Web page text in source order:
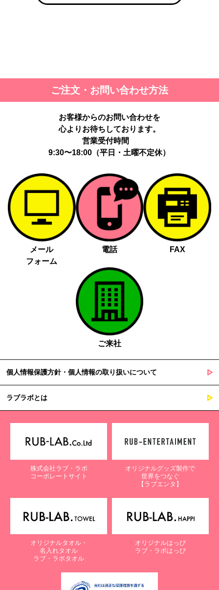
ご注文・お問い合わせ方法
お客様からのお問い合わせを
心よりお待ちしております。
営業受付時間
9:30〜18:00（平日・土曜不定休）
メール
フォーム
電話 FAX
ご来社
個人情報保護方針・個人情報の取り扱いについて
ラブラボとは
株式会社ラブ・ラボ
コーポレートサイト
オリジナルグッズ製作で
世界をつなぐ
【ラブエンタ】
オリジナルタオル・
名入れタオル
ラブ・ラボタオル
オリジナルはっぴ
ラブ・ラボはっぴ